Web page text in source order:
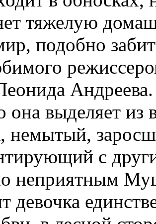
тяжелую
подобно
она выделяет
немытый,
с
неприятным
девочка